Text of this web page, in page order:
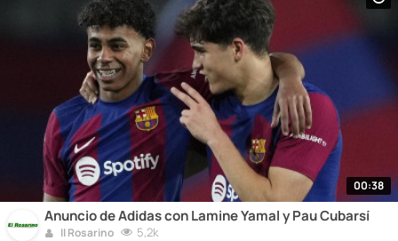
00:38
Anuncio de Adidas con Lamine Yamal y Pau Cubarsí
Il Rosarino 5,2k